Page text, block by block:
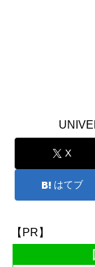
X
はてブ
【PR】